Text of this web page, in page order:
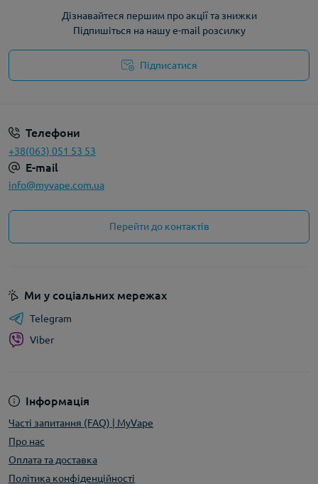
Дізнавайтеся першим про акції та знижки
Підпишіться на нашу e-mail розсилку
Підписатися
Телефони
+38(063) 051 53 53
E-mail
info@myvape.com.ua
Перейти до контактів
Інформація
Часті запитання (FAQ) | MyVape
Про нас
Оплата та доставка
Політика конфіденційності
Ми у соціальних мережах
Telegram
Viber